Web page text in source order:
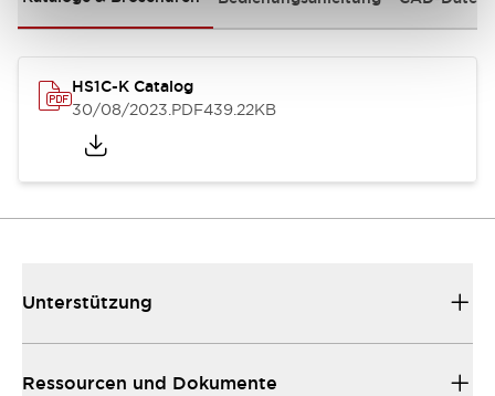
HS1C-K Catalog
30/08/2023.PDF439.22KB
Unterstützung
Ressourcen und Dokumente